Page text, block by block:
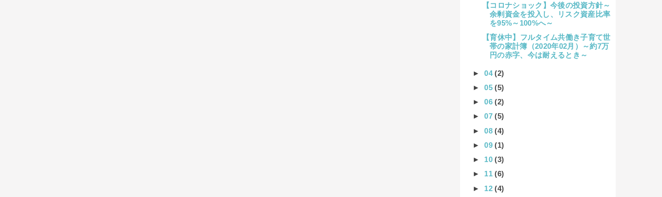
【コロナショック】今後の投資方針～
余剰資金を投入し、リスク資産比率
を95%～100%へ～
【育休中】フルタイム共働き子育て世
帯の家計簿（2020年02月）～約7万
円の赤字、今は耐えるとき～
►04(2)
►05(5)
►06(2)
►07(5)
►08(4)
►09(1)
► 10(3)
► 11(6)
► 12(4)